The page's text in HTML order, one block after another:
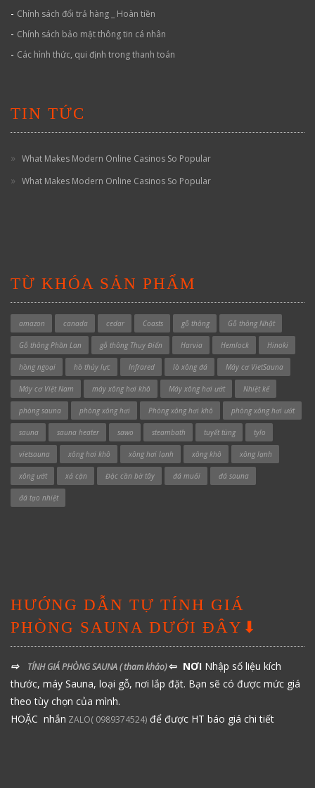
- Chính sách đổi trả hàng _ Hoàn tiền
- Chính sách bảo mật thông tin cá nhân
- Các hình thức, qui định trong thanh toán
TIN TỨC
What Makes Modern Online Casinos So Popular
What Makes Modern Online Casinos So Popular
TỪ KHÓA SẢN PHẨM
amazon canada cedar Coasts gỗ thông Gỗ thông Nhật
Gỗ thông Phần Lan gỗ thông Thụy Điển Harvia Hemlock Hinoki
hồng ngoại hồ thủy lực Infrared lò xông đá Máy cơ VietSauna
Máy cơ Việt Nam máy xông hơi khô Máy xông hơi ướt Nhiệt kế
phòng sauna phòng xông hơi Phòng xông hơi khô phòng xông hơi ướt
sauna sauna heater sawo steambath tuyết tùng tylo
vietsauna xông hơi khô xông hơi lạnh xông khô xông lạnh
xông ướt xả cặn Độc cần bờ tây đá muối đá sauna
đá tạo nhiệt
HƯỚNG DẪN TỰ TÍNH GIÁ
PHÒNG SAUNA DƯỚI ĐÂY⬇
⇨ TÍNH GIÁ PHÒNG SAUNA( tham khảo)⇦ NƠI Nhập số liệu kích
thước, máy Sauna, loại gỗ, nơi lắp đặt. Bạn sẽ có được mức giá
theo tùy chọn của mình.
HOẶC nhắn ZALO( 0989374524) để được HT báo giá chi tiết